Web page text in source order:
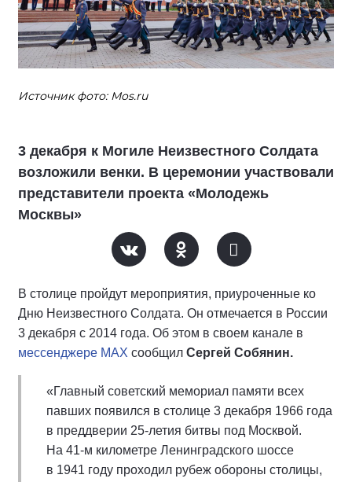
Источник фото: Mos.ru
3 декабря к Могиле Неизвестного Солдата
возложили венки. В церемонии участвовали
представители проекта «Молодежь
Москвы»
В столице пройдут мероприятия, приуроченные ко
Дню Неизвестного Солдата. Он отмечается в России
3 декабря с 2014 года. Об этом в своем канале в
мессенджере MAX сообщил Сергей Собянин.
«Главный советский мемориал памяти всех
павших появился в столице 3 декабря 1966 года
в преддверии 25-летия битвы под Москвой.
На 41-м километре Ленинградского шоссе
в 1941 году проходил рубеж обороны столицы,